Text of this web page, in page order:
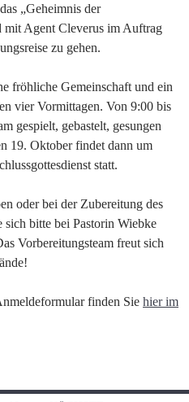
„Geheimnis der
mit Agent Cleverus im Auftrag
zu gehen.
fröhliche Gemeinschaft und ein
vier Vormittagen. Von 9:00 bis
gespielt, gebastelt, gesungen
19. Oktober findet dann um
statt.
oder bei der Zubereitung des
sich bitte bei Pastorin Wiebke
Vorbereitungsteam freut sich
finden Sie hier im